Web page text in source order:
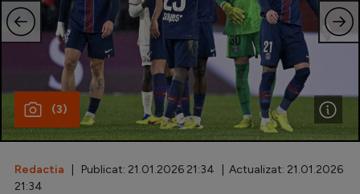
Echipa Națională
U21
Fotbal feminin
Special
Diverse
Inedit
(3)
Redactia | Publicat: 21.01.2026 21:34 | Actualizat: 21.01.2026
21:34